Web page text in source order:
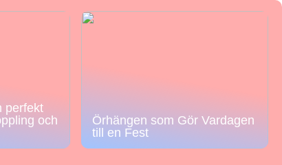
perfekt
och
Örhängen som Gör Vardagen
till en Fest